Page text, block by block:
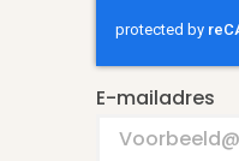
E-mailadres